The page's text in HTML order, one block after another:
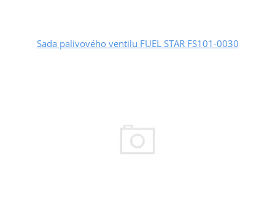
Sada palivového ventilu FUEL STAR FS101-0030